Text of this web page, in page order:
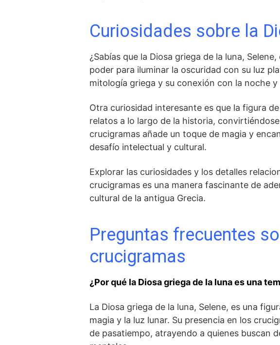
Curiosidades sobre la
¿Sabías que la Diosa griega de la luna,
poder para iluminar la⁤ oscuridad con⁢ su luz
mitología griega y su conexión con la‌ noche y
Otra curiosidad interesante es que la figura
relatos a lo largo de la historia,
crucigramas ‍añade un toque de magia ⁣y
desafío intelectual y‍ cultural.
Explorar las curiosidades y los⁢ detalles
crucigramas es una manera fascinante de
cultural de la ⁤antigua Grecia.
Preguntas frecuentes
crucigramas
¿Por qué la Diosa griega de ⁢la luna es una
La Diosa griega de la luna, Selene, es una
magia y la luz ⁢lunar. Su presencia en los
de pasatiempo,‌ atrayendo a quienes ‌buscan